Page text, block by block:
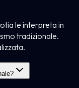
le interpreta in
tradizionale.